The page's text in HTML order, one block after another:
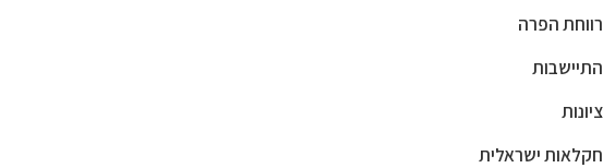
רווחת הפרה
התיישבות
ציונות
חקלאות ישראלית